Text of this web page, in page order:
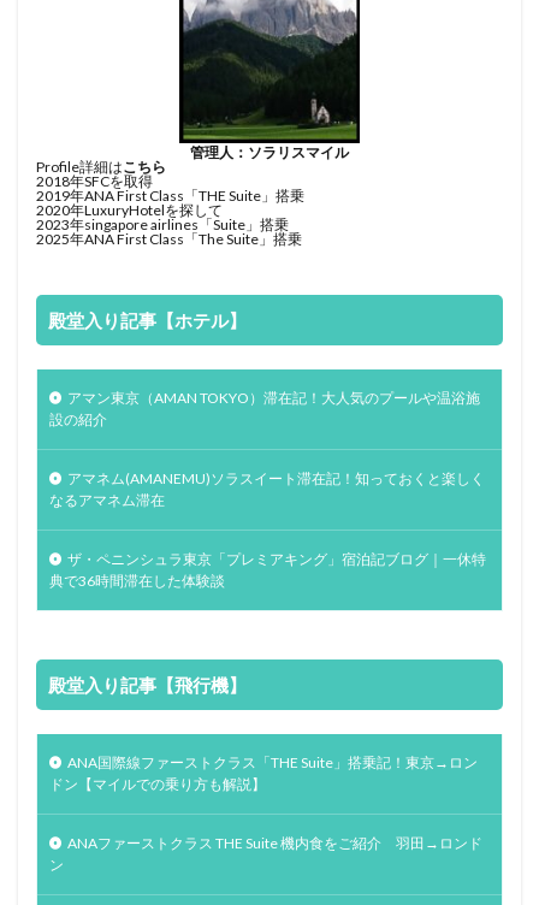
管理人：ソラリスマイル
Profile詳細はこちら
2018年SFCを取得
2019年ANA First Class「THE Suite」搭乗
2020年LuxuryHotelを探して
2023年singapore airlines「Suite」搭乗
2025年ANA First Class「The Suite」搭乗
殿堂入り記事【ホテル】
アマン東京（AMAN TOKYO）滞在記！大人気のプールや温浴施
設の紹介
アマネム(AMANEMU)ソラスイート滞在記！知っておくと楽しく
なるアマネム滞在
ザ・ペニンシュラ東京「プレミアキング」宿泊記ブログ｜一休特
典で36時間滞在した体験談
殿堂入り記事【飛行機】
ANA国際線ファーストクラス「THE Suite」搭乗記！東京→ロン
ドン【マイルでの乗り方も解説】
ANAファーストクラス THE Suite 機内食をご紹介 羽田→ロンド
ン